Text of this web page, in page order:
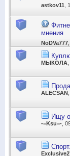
astkov11 ,
мнения
NoDVa777
MЫКОЛА
ALECSAN
Ищу
-=Ksu=- ,